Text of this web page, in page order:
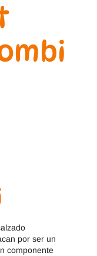
por ser un
componente